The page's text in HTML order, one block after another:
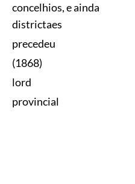
concelhios, e ainda
districtaes
precedeu
(1868)
lord
provincial